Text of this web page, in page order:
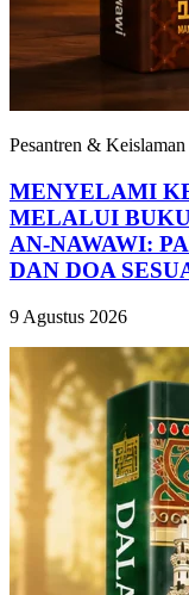
Pesantren & Keislaman
MENYELAMI
MELALUI
AN-NAWAWI:
DAN DOA
9 Agustus 2026